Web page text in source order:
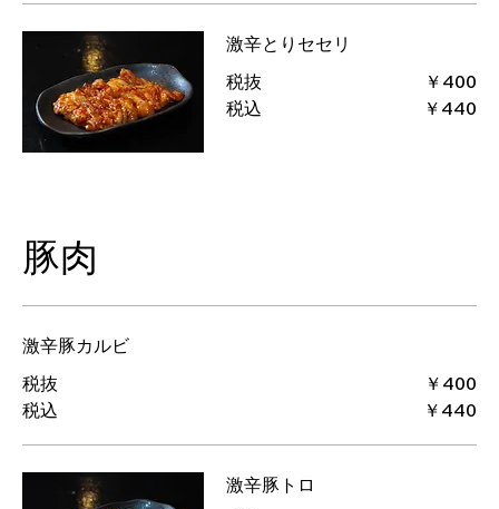
激辛とりセセリ
税抜
￥400
税込
￥440
豚肉
激辛豚カルビ
税抜
￥400
税込
￥440
激辛豚トロ